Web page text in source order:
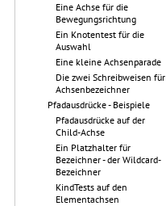
Eine Achse für die
Bewegungsrichtung
Ein Knotentest für die
Auswahl
Eine kleine Achsenparade
Die zwei Schreibweisen für
Achsenbezeichner
Pfadausdrücke - Beispiele
Pfadausdrücke auf der
Child-Achse
Ein Platzhalter für
Bezeichner - der Wildcard-
Bezeichner
KindTests auf den
Elementachsen